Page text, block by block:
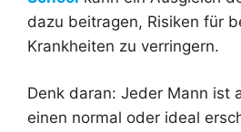
dazu beitragen, Risiken für
Krankheiten zu verringern.
Denk daran: Jeder Mann ist
einen normal oder ideal